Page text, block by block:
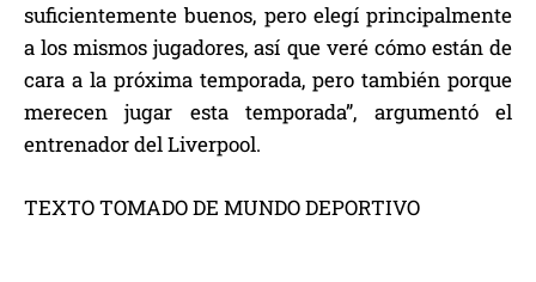
suficientemente buenos, pero elegí principalmente
a los mismos jugadores, así que veré cómo están de
cara a la próxima temporada, pero también porque
merecen jugar esta temporada”, argumentó el
entrenador del Liverpool.
TEXTO TOMADO DE MUNDO DEPORTIVO